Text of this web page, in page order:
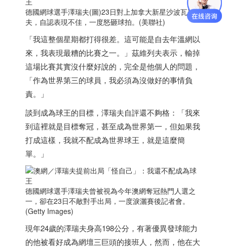
德國網球選手澤瑞夫(圖)23日對上加拿大新星沙波瓦羅
夫，自認表現不佳，一度怒砸球拍。(美聯社)
「我這整個星期都打得很差。這可能是自去年溫網以
來，我表現最糟的比賽之一。」茲維列夫表示，輸掉
這場比賽其實沒什麼好說的，完全是他個人的問題，
「作為世界第三的球員，我必須為沒做好的事情負
責。」
談到成為球王的目標，澤瑞夫自評還不夠格：「我來
到這裡就是目標奪冠，甚至成為世界第一，但如果我
打成這樣，我就不配成為世界球王，就是這麼簡
單。」
德國網球選手澤瑞夫曾被視為今年澳網奪冠熱門人選之
一，卻在23日不敵對手出局，一度淚灑賽後記者會。
(Getty Images)
現年24歲的澤瑞夫身高198公分，有著優異發球能力
的他被看好成為網壇三巨頭的接班人，然而，他在大